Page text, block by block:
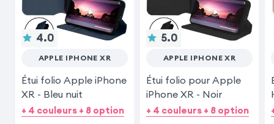
4.0
APPLE IPHONE XR
Étui folio Apple iPhone
XR - Bleu nuit
+ 4 couleurs + 8 option
5.0
APPLE IPHONE XR
Étui folio pour Apple
iPhone XR - Noir
+ 4 couleurs + 8 option